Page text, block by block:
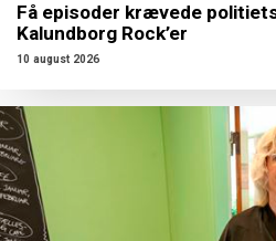
Få episoder krævede
Kalundborg Rock’er
10 august 2026